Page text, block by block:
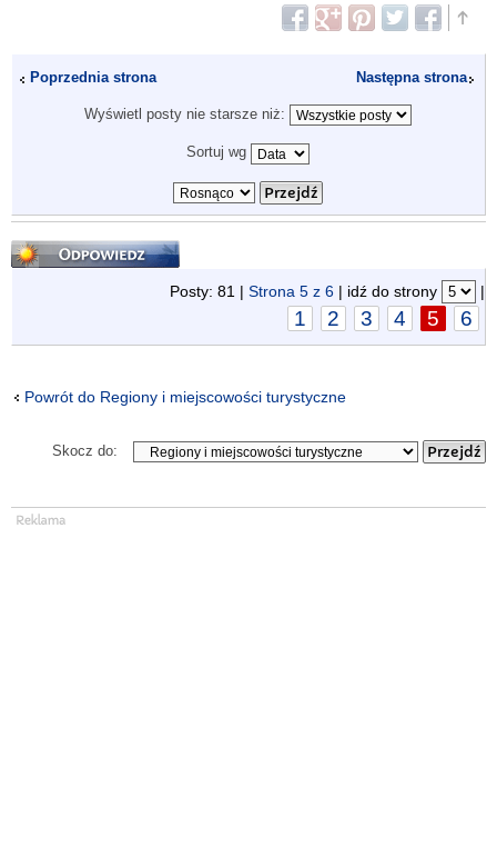
Poprzednia strona Następna strona
Wyświetl posty nie starsze niż:
Sortuj wg
Odpowiedz
Posty: 81 | Strona 5 z 6 | idź do strony |
1 2 3 4 5 6
Powrót do Regiony i miejscowości turystyczne
Skocz do: